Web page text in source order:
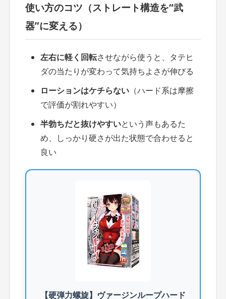
使い方のコツ（ストレート構造を“武
器”に変える）
左右に軽く回転させながら使うと、タテヒ
ダの当たりが変わって気持ちよさが伸びる
ローションはケチらない （ハード系は摩擦
で評価が割れやすい）
半勃ちだと抜けやすいという声もあるた
め、しっかり硬さが出た状態で合わせると
良い
【硬弾力螺旋】ヴァージンループハード